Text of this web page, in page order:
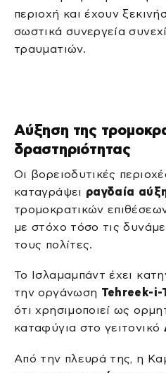
περιοχή και έχουν
σωστικά συνεργεία
τραυματιών.
Αύξηση της
δραστηριότητας
Οι βορειοδυτικές
καταγράψει ραγδαία
τρομοκρατικών
με στόχο τόσο τις
τους πολίτες.
Το Ισλαμαμπάντ έχει
την οργάνωση Tehreek-i-
ότι χρησιμοποιεί ως
καταφύγια στο γειτονικό
Από την πλευρά της, η